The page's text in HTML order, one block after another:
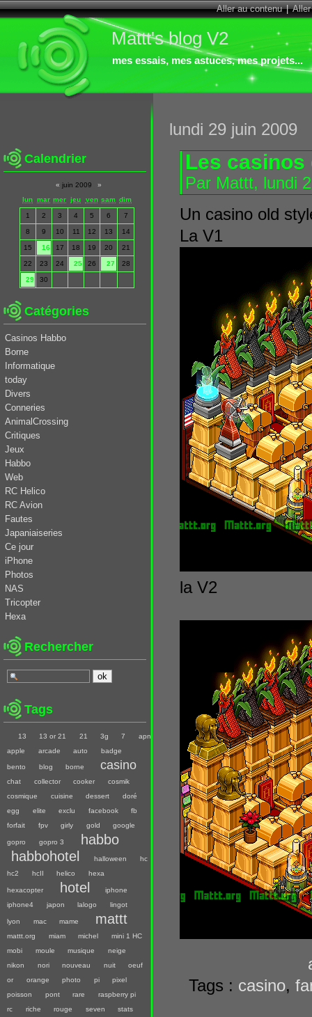
Aller au contenu|
Mattt's blog V2
mes essais, mes astuces, mes projets...
lundi 29 juin 2009
Les casinos
Par Mattt, lundi
Un casino old
La V1
la V2
Tags : casino,
Calendrier
« juin 2009
»
lun mar mer jeu ven sam dim
1 2 3 4 5 6 7
8 9 10 11 12 13 14
15 16 17 18 19 20 21
22 23 24 25 26 27 28
29 30
Catégories
Casinos Habbo
Borne
Informatique
today
Divers
Conneries
AnimalCrossing
Critiques
Jeux
Habbo
Web
RC Helico
RC Avion
Fautes
Japaniaiseries
Ce jour
iPhone
Photos
NAS
Tricopter
Hexa
Rechercher
Tags
13 13 or 21 21 3g 7
apn
apple
arcade auto badge
bento blog borne casino
chat collector cooker
cosmik
cosmique
cuisine dessert
doré
egg
elite exclu facebook
fb
forfait
fpv girly gold google
gopro gopro 3
habbo
habbohotel
halloween
hc
hc2
hcII helico hexa
hexacopter hotel
iphone
iphone4
japon lalogo lingot
lyon mac mame mattt
mattt.org miam michel
mini 1 HC
mobi
moule musique
neige
nikon
nori nouveau nuit
oeuf
or
orange photo pi
pixel
poisson
pont rare
raspberry pi
rc
riche rouge seven
stats